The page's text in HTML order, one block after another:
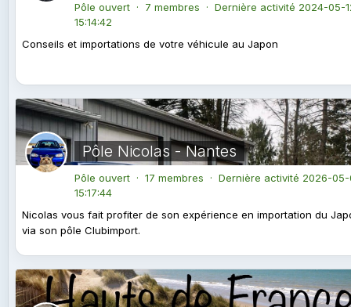
Pôle ouvert · 7 membres · Dernière activité 2024-05-
15:14:42
Conseils et importations de votre véhicule au Japon
Pôle Nicolas - Nantes
Pôle ouvert · 17 membres · Dernière activité 2026-05-
15:17:44
Nicolas vous fait profiter de son expérience en importation du
via son pôle Clubimport.